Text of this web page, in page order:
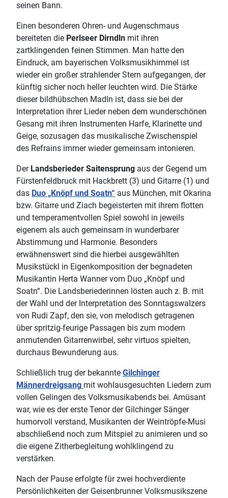
seinen Bann.
Einen besonderen Ohren- und Augenschmaus
bereiteten die Perlseer Dirndln mit ihren
zartklingenden feinen Stimmen. Man hatte den
Eindruck, am bayerischen Volksmusikhimmel ist
wieder ein großer strahlender Stern aufgegangen, der
künftig sicher noch heller leuchten wird. Die Stärke
dieser bildhübschen Madln ist, dass sie bei der
Interpretation ihrer Lieder neben dem wunderschönen
Gesang mit ihren Instrumenten Harfe, Klarinette und
Geige, sozusagen das musikalische Zwischenspiel
des Refrains immer wieder gemeinsam intonieren.
Der Landsberieder Saitensprung aus der Gegend um
Fürstenfeldbruck mit Hackbrett (3) und Gitarre (1) und
das Duo „Knöpf und Soatn“ aus München, mit Okarina
bzw. Gitarre und Ziach begeisterten mit ihrem flotten
und temperamentvollen Spiel sowohl in jeweils
eigenem als auch gemeinsam in wunderbarer
Abstimmung und Harmonie. Besonders
erwähnenswert sind die hierbei ausgewählten
Musikstückl in Eigenkomposition der begnadeten
Musikantin Herta Wanner vom Duo „Knöpf und
Soatn“. Die Landsberiederinnen lösten auch z. B. mit
der Wahl und der Interpretation des Sonntagswalzers
von Rudi Zapf, den sie, von melodisch getragenen
über spritzig-feurige Passagen bis zum modern
anmutenden Gitarrenwirbel, sehr virtuos spielten,
durchaus Bewunderung aus.
Schließlich trug der bekannte Gilchinger
Männerdreigsang mit wohlausgesuchten Liedern zum
vollen Gelingen des Volksmusikabends bei. Amüsant
war, wie es der erste Tenor der Gilchinger Sänger
humorvoll verstand, Musikanten der Weintröpfe-Musi
abschließend noch zum Mitspiel zu animieren und so
die eigene Zitherbegleitung wohlklingend zu
verstärken.
Nach der Pause erfolgte für zwei hochverdiente
Persönlichkeiten der Geisenbrunner Volksmusikszene